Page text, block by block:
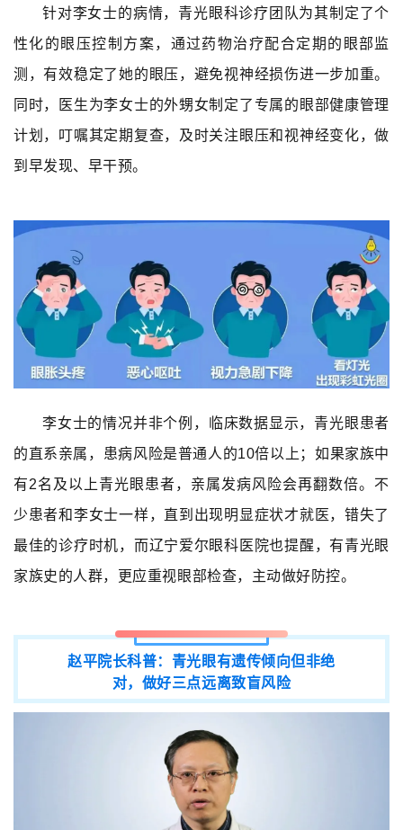
针对李女士的病情，青光眼科诊疗团队为其制定了个
性化的眼压控制方案，通过药物治疗配合定期的眼部监
测，有效稳定了她的眼压，避免视神经损伤进一步加重。
同时，医生为李女士的外甥女制定了专属的眼部健康管理
计划，叮嘱其定期复查，及时关注眼压和视神经变化，做
到早发现、早干预。
李女士的情况并非个例，临床数据显示，青光眼患者
的直系亲属，患病风险是普通人的10倍以上；如果家族中
有2名及以上青光眼患者，亲属发病风险会再翻数倍。不
少患者和李女士一样，直到出现明显症状才就医，错失了
最佳的诊疗时机，而辽宁爱尔眼科医院也提醒，有青光眼
家族史的人群，更应重视眼部检查，主动做好防控。
赵平院长科普：青光眼有遗传倾向但非绝
对，做好三点远离致盲风险